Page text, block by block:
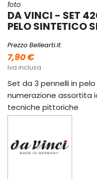
foto
DA VINCI - SET
PELO SINTETICO
Prezzo Bellearti.it:
7,90 €
Iva inclusa
Set da 3 pennelli in
numerazione assortita
tecniche pittoriche